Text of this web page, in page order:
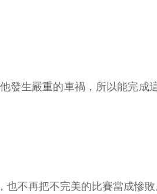
發生嚴重的車禍，所以能完成
不再把不完美的比賽當成慘敗